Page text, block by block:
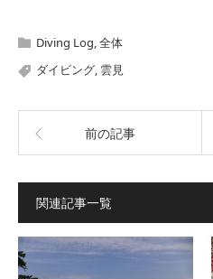
Diving Log,全体
ダイビング, 雲見
前の記事
関連記事一覧